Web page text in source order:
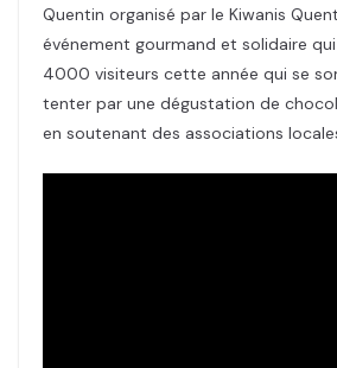
Quentin organisé par le Kiwanis
événement gourmand et solidaire
4000 visiteurs cette année qui se
tenter par une dégustation de
en soutenant des associations